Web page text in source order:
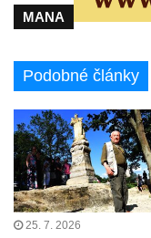
MANA
Podobné články
25. 7. 2026